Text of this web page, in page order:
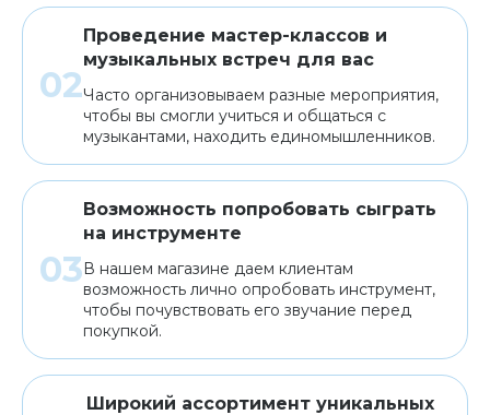
Проведение мастер-классов и
музыкальных встреч для вас
Часто организовываем разные мероприятия,
чтобы вы смогли учиться и общаться с
музыкантами, находить единомышленников.
Возможность попробовать сыграть
на инструменте
В нашем магазине даем клиентам
возможность лично опробовать инструмент,
чтобы почувствовать его звучание перед
покупкой.
Широкий ассортимент уникальных